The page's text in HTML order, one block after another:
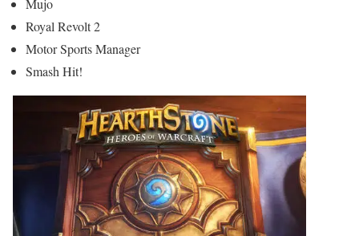
Royal Revolt 2
Motor Sports Manager
Smash Hit!